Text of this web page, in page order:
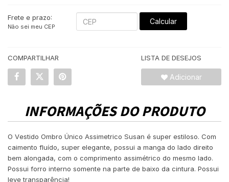
Frete e prazo:
Não sei meu CEP
Calcular
COMPARTILHAR LISTA DE DESEJOS
Adicionar
INFORMAÇÕES DO PRODUTO
O Vestido Ombro Único Assimetrico Susan é super estiloso. Com
caimento fluído, super elegante, possui a manga do lado direito
bem alongada, com o comprimento assimétrico do mesmo lado.
Possui forro interno somente na parte de baixo da cintura. Possui
leve transparência!